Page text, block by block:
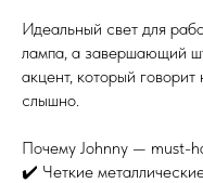
Идеальный свет для
лампа, а завершающий
акцент, который
слышно.
Почему Johnny — must-
✔️ Четкие